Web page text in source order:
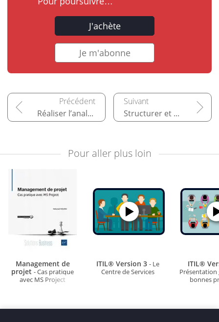
J'achète
Je m'abonne
Réaliser l’analyse stratégique d’un projet Structurer et gouverner le projet
Pour aller plus loin
Management de
projet - Cas pratique
avec MS Project
ITIL® Version 3 - Le
Centre de Services
ITIL®
Présentation
bonnes